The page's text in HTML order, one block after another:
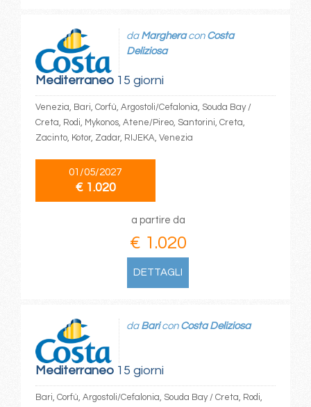
Mediterraneo15 giorni
da Margheracon Costa
Deliziosa
Venezia, Bari, Corfù, Argostoli/Cefalonia, Souda Bay /
Creta, Rodi, Mykonos, Atene/Pireo, Santorini, Creta,
Zacinto, Kotor, Zadar, RIJEKA, Venezia
01/05/2027
€ 1.020
a partire da
€ 1.020
DETTAGLI
Mediterraneo15 giorni
da Baricon Costa Deliziosa
Bari, Corfù, Argostoli/Cefalonia, Souda Bay / Creta, Rodi,